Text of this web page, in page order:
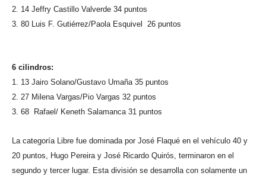
2. 14 Jeffry Castillo Valverde 34 puntos
3. 80 Luis F. Gutiérrez/Paola Esquivel 26 puntos
6 cilindros:
1. 13 Jairo Solano/Gustavo Umaña 35 puntos
2. 27 Milena Vargas/Pio Vargas 32 puntos
3. 68 Rafael/ Keneth Salamanca 31 puntos
La categoría Libre fue dominada por José Flaqué en el vehículo 40 y
20 puntos, Hugo Pereira y José Ricardo Quirós, terminaron en el
segundo y tercer lugar. Esta división se desarrolla con solamente un